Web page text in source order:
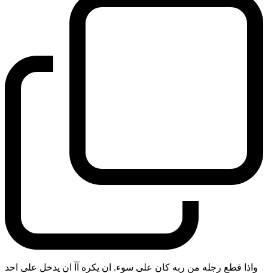
واذا قطع رجله من ربه كان على سوء. ان يكره آآ ان يدخل على احد